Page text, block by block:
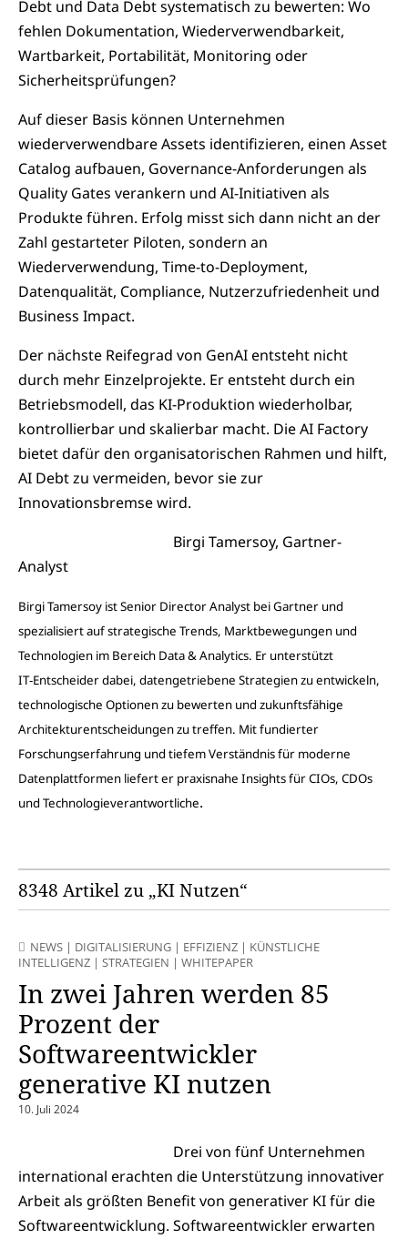
Debt und Data Debt systematisch zu bewerten: Wo
fehlen Dokumentation, Wiederverwendbarkeit,
Wartbarkeit, Portabilität, Monitoring oder
Sicherheitsprüfungen?
Auf dieser Basis können Unternehmen
wiederverwendbare Assets identifizieren, einen Asset
Catalog aufbauen, Governance-Anforderungen als
Quality Gates verankern und AI-Initiativen als
Produkte führen. Erfolg misst sich dann nicht an der
Zahl gestarteter Piloten, sondern an
Wiederverwendung, Time-to-Deployment,
Datenqualität, Compliance, Nutzerzufriedenheit und
Business Impact.
Der nächste Reifegrad von GenAI entsteht nicht
durch mehr Einzelprojekte. Er entsteht durch ein
Betriebsmodell, das KI-Produktion wiederholbar,
kontrollierbar und skalierbar macht. Die AI Factory
bietet dafür den organisatorischen Rahmen und hilft,
AI Debt zu vermeiden, bevor sie zur
Innovationsbremse wird.
Birgi Tamersoy, Gartner-
Analyst
Birgi Tamersoy ist Senior Director Analyst bei Gartner und
spezialisiert auf strategische Trends, Marktbewegungen und
Technologien im Bereich Data & Analytics. Er unterstützt
IT‑Entscheider dabei, datengetriebene Strategien zu entwickeln,
technologische Optionen zu bewerten und zukunftsfähige
Architekturentscheidungen zu treffen. Mit fundierter
Forschungserfahrung und tiefem Verständnis für moderne
Datenplattformen liefert er praxisnahe Insights für CIOs, CDOs
und Technologieverantwortliche.
8348 Artikel zu „KI Nutzen“
NEWS | DIGITALISIERUNG | EFFIZIENZ | KÜNSTLICHE
INTELLIGENZ | STRATEGIEN | WHITEPAPER
In zwei Jahren werden 85
Prozent der
Softwareentwickler
generative KI nutzen
10. Juli 2024
Drei von fünf Unternehmen
international erachten die Unterstützung innovativer
Arbeit als größten Benefit von generativer KI für die
Softwareentwicklung. Softwareentwickler erwarten